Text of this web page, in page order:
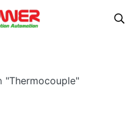
"Thermocouple"